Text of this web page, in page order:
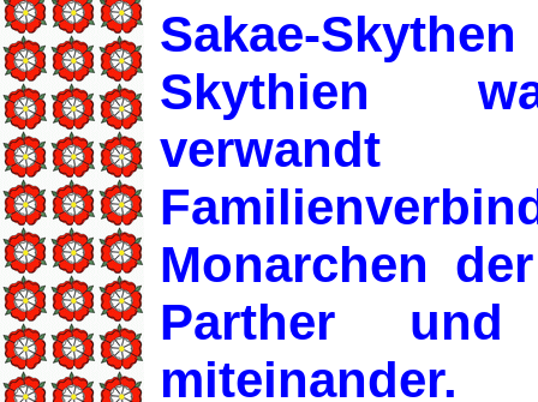
Sakae-
Skythien
Monarchen
Parther